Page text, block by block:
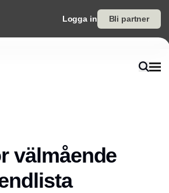
Logga in Bli partner
välmående